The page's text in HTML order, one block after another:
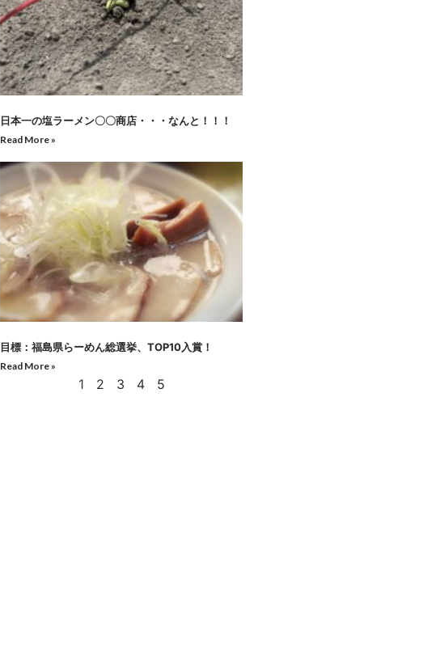
日本一の塩ラーメン〇〇商店・・・なんと！！！
Read More »
目標：福島県らーめん総選挙、TOP10入賞！
Read More »
1 2 3 4 5